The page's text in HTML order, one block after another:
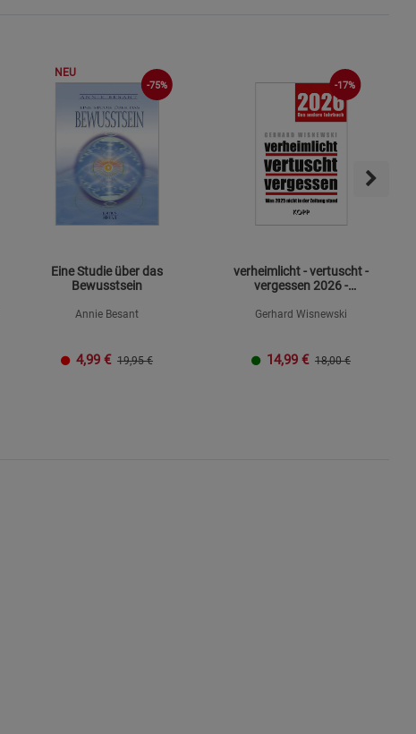
NEU
-75%
Eine Studie über das
Bewusstsein
Annie Besant
4,99 € 19,95 €
-17%
verheimlicht - vertuscht -
vergessen 2026 -
Gerhard Wisnewski
14,99 € 18,00 €